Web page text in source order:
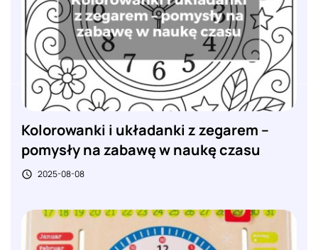
Kolorowanki i układanki z zegarem –
pomysły na zabawę w naukę czasu
 2025-08-08